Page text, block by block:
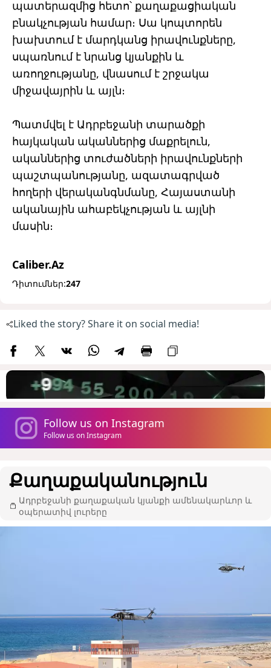
պատերազմից հետո՝ քաղաքացիական
բնակչության համար։ Սա կոպտորեն
խախտում է մարդկանց իրավունքները,
սպառնում է նրանց կյանքին և
առողջությանը, վնասում է շրջակա
միջավայրին և այլն։
Պատմվել է Ադրբեջանի տարածքի
հայկական ականներից մաքրելուն,
ականներից տուժածների իրավունքների
պաշտպանությանը, ազատագրված
հողերի վերականգնմանը, Հայաստանի
ականային ահաբեկչության և այլնի
մասին։
Caliber.Az
Դիտումներ:247
Liked the story? Share it on social media!
Follow us on Instagram
Follow us on Instagram
Քաղաքականություն
Ադրբեջանի քաղաքական կյանքի ամենակարևոր և
օպերատիվ լուրերը